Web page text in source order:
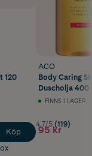
120
Köp
ACO
Body Caring
Duscholja 400
FINNS I LAGER
4.7/5 (119)
95 kr